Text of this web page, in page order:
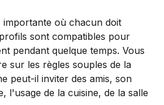
où chacun doit
sont compatibles pour
pendant quelque temps. Vous
sur les règles souples de la
peut-il inviter des amis, son
l'usage de la cuisine, de la salle